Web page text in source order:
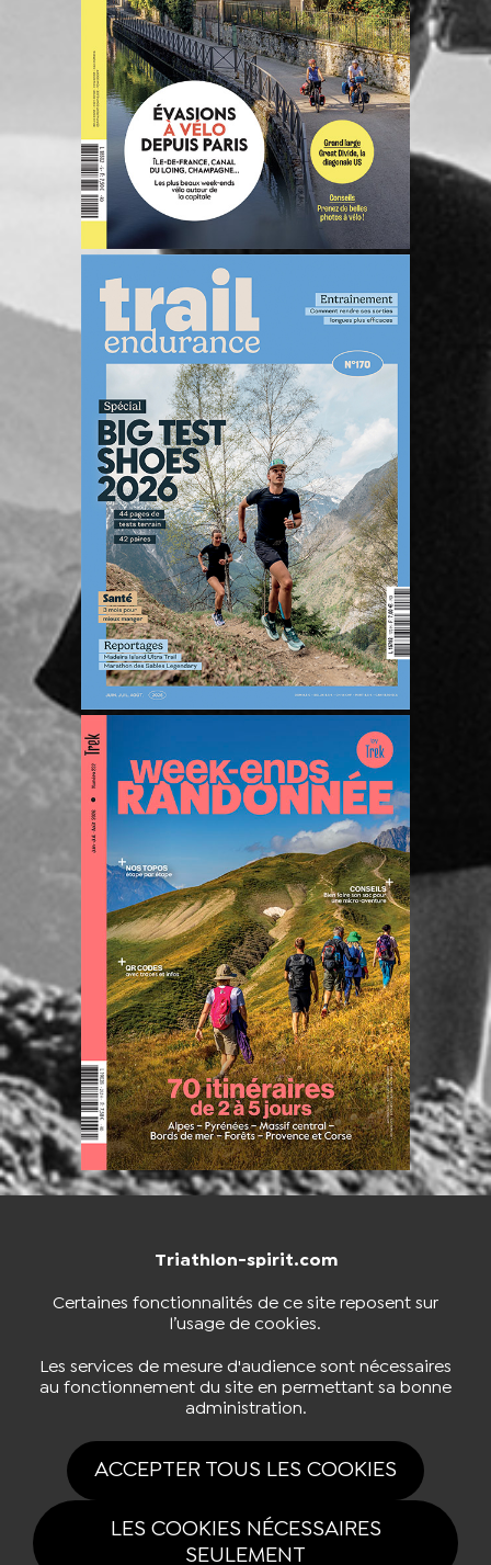
Triathlon-spirit.com
Certaines fonctionnalités de ce site reposent sur
l’usage de cookies.
Les services de mesure d'audience sont nécessaires
au fonctionnement du site en permettant sa bonne
administration.
ACCEPTER TOUS LES COOKIES
LES COOKIES NÉCESSAIRES
SEULEMENT
NOUS CONTACTER BOUTIQUE
NOUS SUIVRE